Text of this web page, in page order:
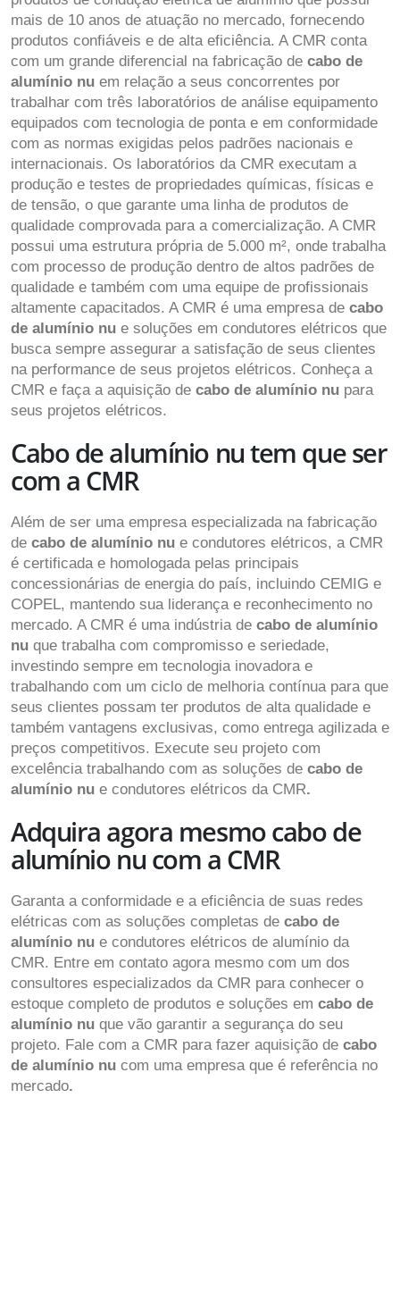
mais de 10 anos de atuação no mercado, fornecendo
produtos confiáveis e de alta eficiência. A CMR conta
com um grande diferencial na fabricação de cabo de
alumínio nu em relação a seus concorrentes por
trabalhar com três laboratórios de análise equipamento
equipados com tecnologia de ponta e em conformidade
com as normas exigidas pelos padrões nacionais e
internacionais. Os laboratórios da CMR executam a
produção e testes de propriedades químicas, físicas e
de tensão, o que garante uma linha de produtos de
qualidade comprovada para a comercialização. A CMR
possui uma estrutura própria de 5.000 m², onde trabalha
com processo de produção dentro de altos padrões de
qualidade e também com uma equipe de profissionais
altamente capacitados. A CMR é uma empresa de cabo
de alumínio nu e soluções em condutores elétricos que
busca sempre assegurar a satisfação de seus clientes
na performance de seus projetos elétricos. Conheça a
CMR e faça a aquisição de cabo de alumínio nu para
seus projetos elétricos.
Cabo de alumínio nu tem que ser
com a CMR
Além de ser uma empresa especializada na fabricação
de cabo de alumínio nu e condutores elétricos, a CMR
é certificada e homologada pelas principais
concessionárias de energia do país, incluindo CEMIG e
COPEL, mantendo sua liderança e reconhecimento no
mercado. A CMR é uma indústria de cabo de alumínio
nu que trabalha com compromisso e seriedade,
investindo sempre em tecnologia inovadora e
trabalhando com um ciclo de melhoria contínua para que
seus clientes possam ter produtos de alta qualidade e
também vantagens exclusivas, como entrega agilizada e
preços competitivos. Execute seu projeto com
excelência trabalhando com as soluções de cabo de
alumínio nu e condutores elétricos da CMR.
Adquira agora mesmo cabo de
alumínio nu com a CMR
Garanta a conformidade e a eficiência de suas redes
elétricas com as soluções completas de cabo de
alumínio nu e condutores elétricos de alumínio da
CMR. Entre em contato agora mesmo com um dos
consultores especializados da CMR para conhecer o
estoque completo de produtos e soluções em cabo de
alumínio nu que vão garantir a segurança do seu
projeto. Fale com a CMR para fazer aquisição de cabo
de alumínio nu com uma empresa que é referência no
mercado.